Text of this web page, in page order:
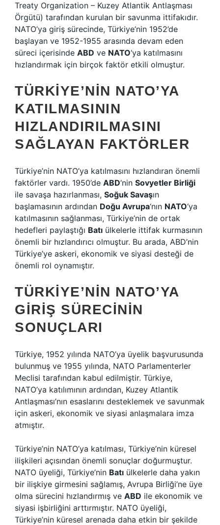
Treaty Organization – Kuzey Atlantik Antlaşması
Örgütü) tarafından kurulan bir savunma ittifakıdır.
NATO’ya giriş sürecinde, Türkiye’nin 1952’de
başlayan ve 1952-1955 arasında devam eden
süreci içerisinde ABD ve NATO‘ya katılmasını
hızlandırmak için birçok faktör etkili olmuştur.
TÜRKIYE’NIN NATO’YA
KATILMASININ
HIZLANDIRILMASINI
SAĞLAYAN FAKTÖRLER
Türkiye’nin NATO’ya katılmasını hızlandıran önemli
faktörler vardı. 1950’de ABD‘nin Sovyetler Birliği
ile savaşa hazırlanması, Soğuk Savaşın
başlamasının ardından Doğu Avrupa‘nın NATO‘ya
katılmasının sağlanması, Türkiye’nin de ortak
hedefleri paylaştığı Batı ülkelerle ittifak kurmasının
önemli bir hızlandırıcı olmuştur. Bu arada, ABD’nin
Türkiye’ye askeri, ekonomik ve siyasi desteği de
önemli rol oynamıştır.
TÜRKIYE’NIN NATO’YA
GIRIŞ SÜRECININ
SONUÇLARI
Türkiye, 1952 yılında NATO’ya üyelik başvurusunda
bulunmuş ve 1955 yılında, NATO Parlamenterler
Meclisi tarafından kabul edilmiştir. Türkiye,
NATO’ya katılımının ardından, Kuzey Atlantik
Antlaşması’nın esaslarını desteklemek ve savunmak
için askeri, ekonomik ve siyasi anlaşmalara imza
atmıştır.
Türkiye’nin NATO’ya katılması, Türkiye’nin küresel
ilişkileri açısından önemli sonuçlar doğurmuştur.
NATO üyeliği, Türkiye’nin Batı ülkelerle daha yakın
bir ilişkiye girmesini sağlamış, Avrupa Birliği’ne üye
olma sürecini hızlandırmış ve ABD ile ekonomik ve
siyasi işbirliğini arttırmıştır. NATO üyeliği,
Türkiye’nin küresel arenada daha etkin bir şekilde